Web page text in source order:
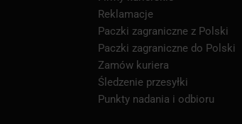
Reklamacje
Paczki zagraniczne z Polski
Paczki zagraniczne do Polski
Zamów kuriera
Śledzenie przesyłki
Punkty nadania i odbioru